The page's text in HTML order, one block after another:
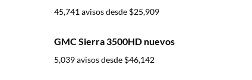
45,741 avisos desde $25,909
GMC Sierra 3500HD nuevos
5,039 avisos desde $46,142